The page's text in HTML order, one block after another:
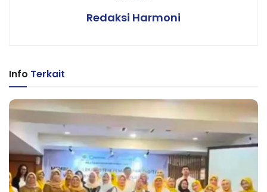
Redaksi Harmoni
Info Terkait